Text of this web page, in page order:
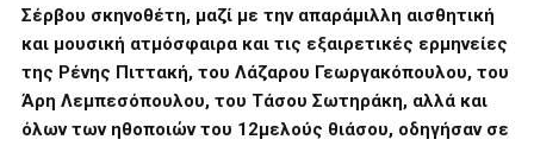
Σέρβου σκηνοθέτη, μαζί με την απαράμιλλη αισθητική
και μουσική ατμόσφαιρα και τις εξαιρετικές ερμηνείες
της Ρένης Πιττακή, του Λάζαρου Γεωργακόπουλου, του
Άρη Λεμπεσόπουλου, του Τάσου Σωτηράκη, αλλά και
όλων των ηθοποιών του 12μελούς θιάσου, οδηγήσαν σε